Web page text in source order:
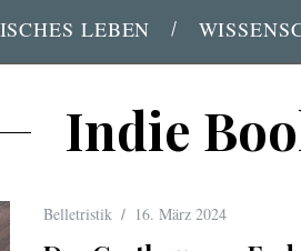
LEBEN
Indie
Belletristik 16. März 2024